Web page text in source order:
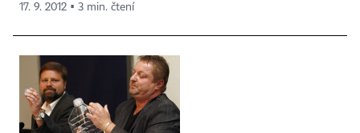
17. 9. 2012 ▪ 3 min. čtení